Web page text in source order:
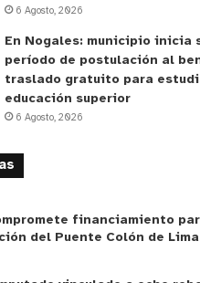
6 Agosto, 2026
En Nogales: municipio inicia
período de postulación al
traslado gratuito para
educación superior
6 Agosto, 2026
financiamiento
del Puente Colón de